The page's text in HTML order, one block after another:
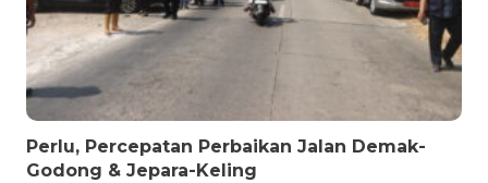
Perlu, Percepatan Perbaikan Jalan Demak-
Godong & Jepara-Keling